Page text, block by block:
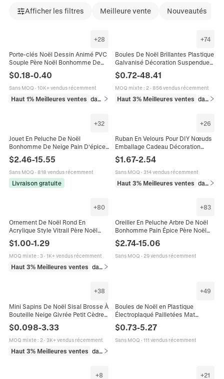
Afficher les filtres Meilleure vente Nouveautés
+28
Porte-clés Noël Dessin Animé PVC
Souple Père Noël Bonhomme De
Neige Renne Pendentif Sac Cadeau
Festif Mignon
$0.18-0.40
Sans MOQ · 10K+ vendus récemment
Haut 1% Meilleures ventes dans Porte-clés
+74
Boules De Noël Brillantes Plastique
Galvanisé Décoration Suspendue
Arbre Fête Centre Commercial
Plafond Effet Miroir
$0.72-48.41
MOQ mixte: 2· 856 vendus récemment
Haut 3% Meilleures ventes dans Décoration intérieure
+32
Jouet En Peluche De Noël
Bonhomme De Neige Pain D'épice
Arbre Renne Père Noël Poupée
Douce Décoration De Maison De
Vacances Cadeau
$2.46-15.55
Sans MOQ · 818 vendus récemment
Livraison gratuite
+26
Ruban En Velours Pour DIY Nœuds
Emballage Cadeau Décoration
Sapin De Noël Fête Artisanat
Élégant Couleur Unie
$1.67-2.54
Sans MOQ · 314 vendus récemment
Haut 3% Meilleures ventes dans Décorations de fête
+80
Ornement De Noël Rond En
Acrylique Style Vitrail Père Noël
Bonhomme De Neige Sapin De
Noël Plaque Décorative Pour La
Maison
$1.00-1.29
MOQ mixte: 3· 1K+ vendus récemment
Haut 3% Meilleures ventes dans Décoration intérieure
+83
Oreiller En Peluche Arbre De Noël
Bonhomme Pain Épice Père Noël
Jouet Doux Coussin Décoratif
Canapé Cadeau Fête
$2.74-15.06
Sans MOQ · 29 vendus récemment
+38
Mini Sapins De Noël Sisal Brosse À
Bouteille Neige Givrée Petit Cèdre
Bureau
$0.098-3.33
MOQ mixte: 2· 3K+ vendus récemment
Haut 3% Meilleures ventes
+49
Boules de Noël en Plastique
Électroplaqué Pailletées Mat
de Noël
$0.73-5.27
Sans MOQ · 111 vendus récemment
+8 +21